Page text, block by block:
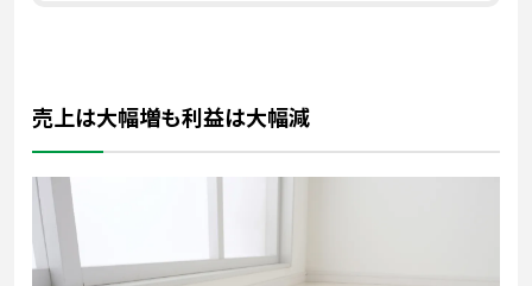
売上は大幅増も利益は大幅減